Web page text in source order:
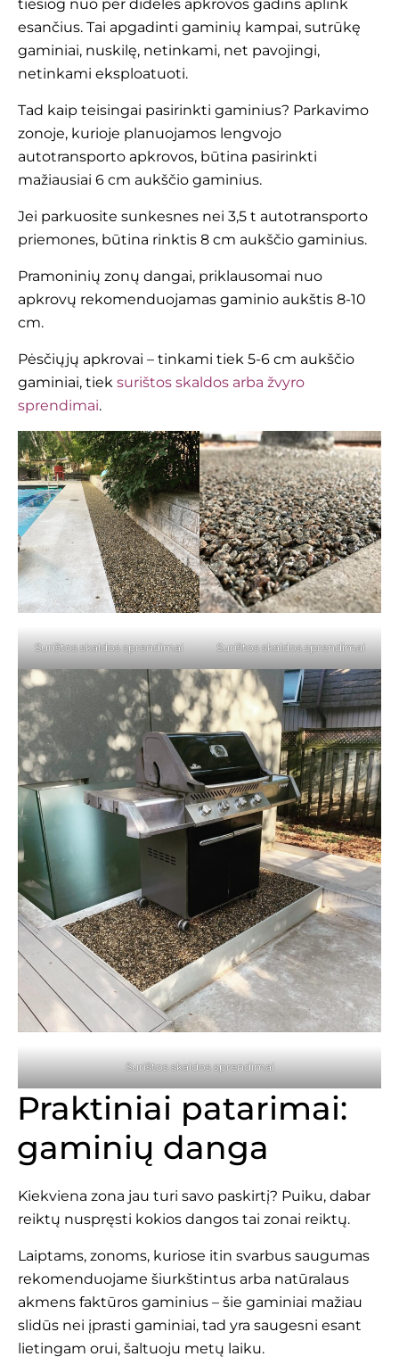
tiesiog nuo per didelės apkrovos gadins aplink
esančius. Tai apgadinti gaminių kampai, sutrūkę
gaminiai, nuskilę, netinkami, net pavojingi,
netinkami eksploatuoti.
Tad kaip teisingai pasirinkti gaminius? Parkavimo
zonoje, kurioje planuojamos lengvojo
autotransporto apkrovos, būtina pasirinkti
mažiausiai 6 cm aukščio gaminius.
Jei parkuosite sunkesnes nei 3,5 t autotransporto
priemones, būtina rinktis 8 cm aukščio gaminius.
Pramoninių zonų dangai, priklausomai nuo
apkrovų rekomenduojamas gaminio aukštis 8-10
cm.
Pėsčiųjų apkrovai – tinkami tiek 5-6 cm aukščio
gaminiai, tiek surištos skaldos arba žvyro
sprendimai.
Surištos skaldos sprendimai Surištos skaldos sprendimai
Surištos skaldos sprendimai
Praktiniai patarimai:
gaminių danga
Kiekviena zona jau turi savo paskirtį? Puiku, dabar
reiktų nuspręsti kokios dangos tai zonai reiktų.
Laiptams, zonoms, kuriose itin svarbus saugumas
rekomenduojame šiurkštintus arba natūralaus
akmens faktūros gaminius – šie gaminiai mažiau
slidūs nei įprasti gaminiai, tad yra saugesni esant
lietingam orui, šaltuoju metų laiku.